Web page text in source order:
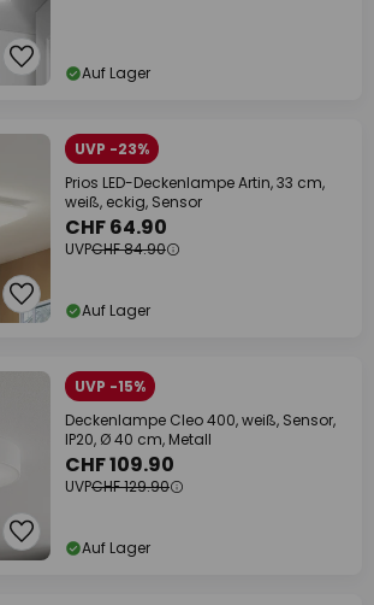
Auf Lager
UVP -23%
Prios LED-Deckenlampe Artin, 33 cm,
weiß, eckig, Sensor
CHF 64.90
UVPCHF 84.90
Auf Lager
UVP -15%
Deckenlampe Cleo 400, weiß, Sensor,
IP20, Ø 40 cm, Metall
CHF 109.90
UVPCHF 129.90
Auf Lager